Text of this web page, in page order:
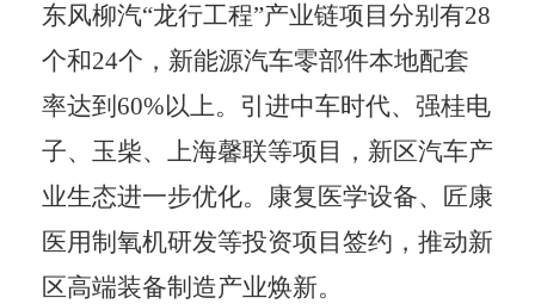
东风柳汽“龙行工程”产业链项目分别有28
个和24个，新能源汽车零部件本地配套
率达到 60%以上。引进中车时代、强桂电
子、玉柴、上海馨联等项目，新区汽车产
业生态进一步优化。康复医学设备、匠康
医用制氧机研发等投资项目签约，推动新
区高端装备制造产业焕新。